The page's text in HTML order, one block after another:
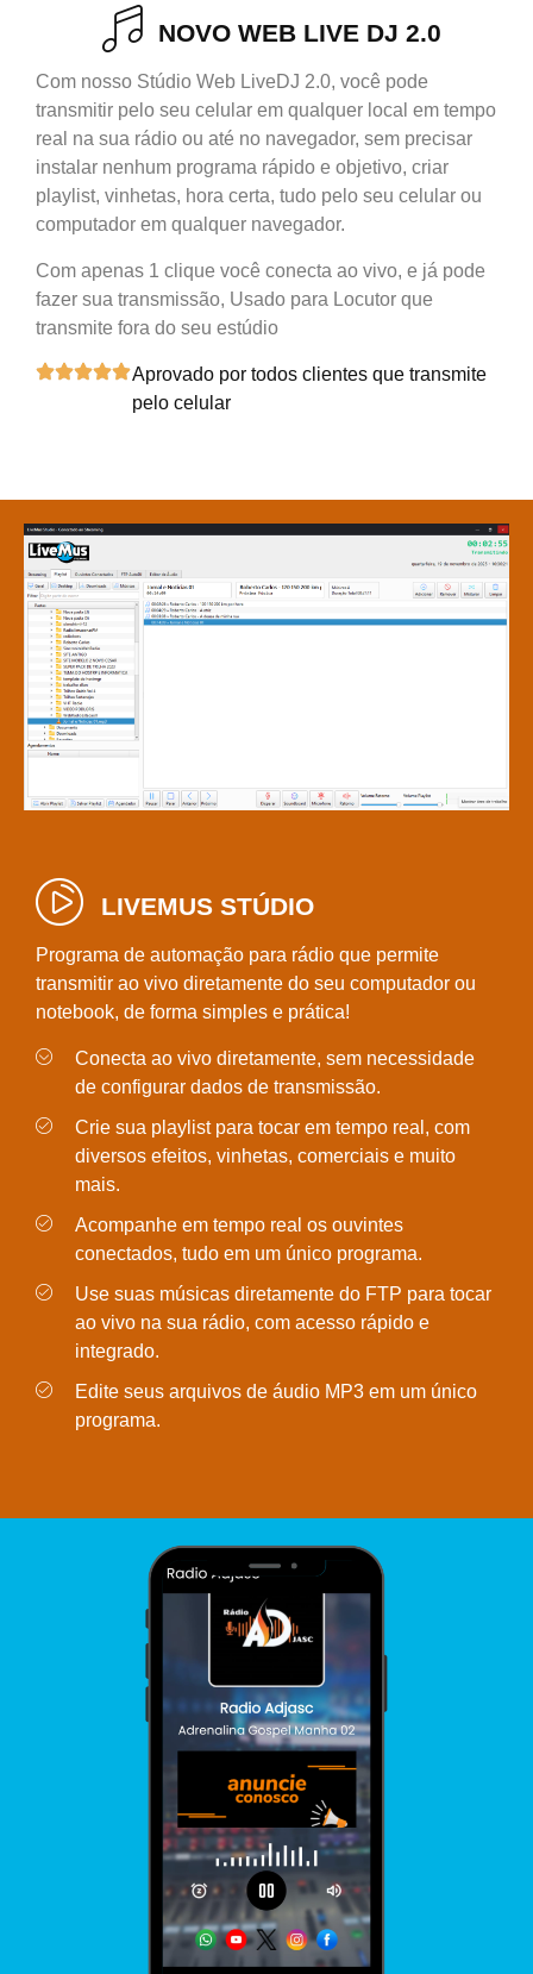
NOVO WEB LIVE DJ 2.0
Com nosso Stúdio Web LiveDJ 2.0, você pode
transmitir pelo seu celular em qualquer local em tempo
real na sua rádio ou até no navegador, sem precisar
instalar nenhum programa rápido e objetivo, criar
playlist, vinhetas, hora certa, tudo pelo seu celular ou
computador em qualquer navegador.
Com apenas 1 clique você conecta ao vivo, e já pode
fazer sua transmissão, Usado para Locutor que
transmite fora do seu estúdio
Aprovado por todos clientes que transmite
pelo celular
LIVEMUS STÚDIO
Programa de automação para rádio que permite
transmitir ao vivo diretamente do seu computador ou
notebook, de forma simples e prática!
Conecta ao vivo diretamente, sem necessidade
de configurar dados de transmissão.
Crie sua playlist para tocar em tempo real, com
diversos efeitos, vinhetas, comerciais e muito
mais.
Acompanhe em tempo real os ouvintes
conectados, tudo em um único programa.
Use suas músicas diretamente do FTP para tocar
ao vivo na sua rádio, com acesso rápido e
integrado.
Edite seus arquivos de áudio MP3 em um único
programa.